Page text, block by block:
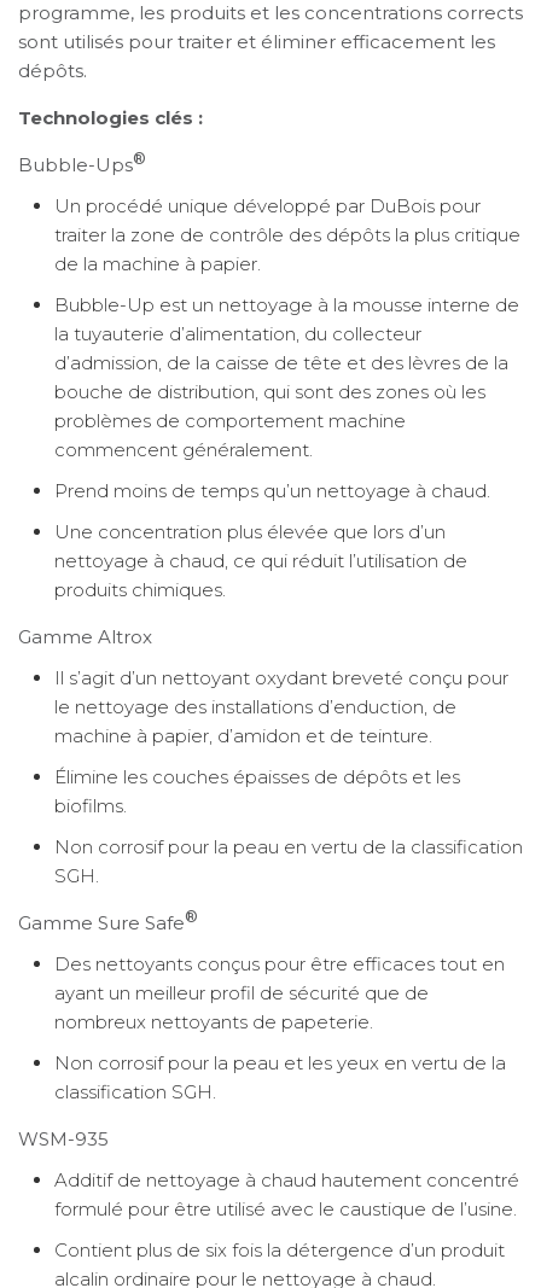
programme, les produits et les concentrations corrects
sont utilisés pour traiter et éliminer efficacement les
dépôts.
Technologies clés :
Bubble-Ups®
Un procédé unique développé par DuBois pour
traiter la zone de contrôle des dépôts la plus critique
de la machine à papier.
Bubble-Up est un nettoyage à la mousse interne de
la tuyauterie d’alimentation, du collecteur
d’admission, de la caisse de tête et des lèvres de la
bouche de distribution, qui sont des zones où les
problèmes de comportement machine
commencent généralement.
Prend moins de temps qu’un nettoyage à chaud.
Une concentration plus élevée que lors d’un
nettoyage à chaud, ce qui réduit l’utilisation de
produits chimiques.
Gamme Altrox
Il s’agit d’un nettoyant oxydant breveté conçu pour
le nettoyage des installations d’enduction, de
machine à papier, d’amidon et de teinture.
Élimine les couches épaisses de dépôts et les
biofilms.
Non corrosif pour la peau en vertu de la classification
SGH.
Gamme Sure Safe®
Des nettoyants conçus pour être efficaces tout en
ayant un meilleur profil de sécurité que de
nombreux nettoyants de papeterie.
Non corrosif pour la peau et les yeux en vertu de la
classification SGH.
WSM-935
Additif de nettoyage à chaud hautement concentré
formulé pour être utilisé avec le caustique de l’usine.
Contient plus de six fois la détergence d’un produit
alcalin ordinaire pour le nettoyage à chaud.